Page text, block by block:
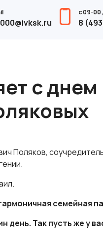
с 09-00
8
с днем
Поляков,
семейная
день. Так пусть же у